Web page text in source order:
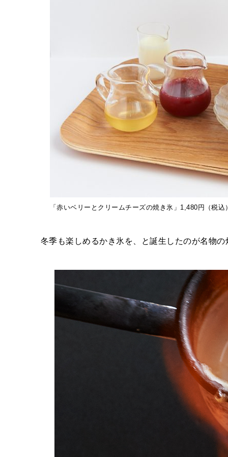
「赤いベリーとクリームチーズの焼き氷」1,480円（税込
冬季も楽しめるかき氷を、と誕生したのが名物の